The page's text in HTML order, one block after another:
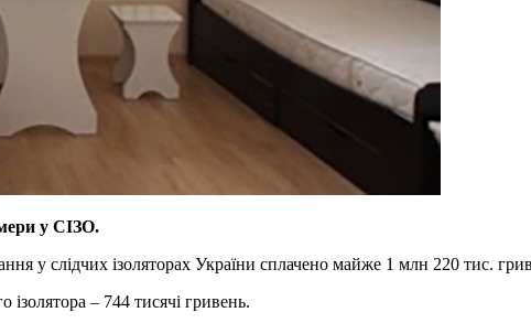
у СІЗО.
у слідчих ізоляторах України сплачено майже 1 млн 220 тис.
– 744 тисячі гривень.